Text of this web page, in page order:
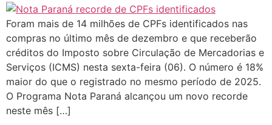
Foram mais de 14 milhões de CPFs identificados nas
compras no último mês de dezembro e que receberão
créditos do Imposto sobre Circulação de Mercadorias e
Serviços (ICMS) nesta sexta-feira (06). O número é 18%
maior do que o registrado no mesmo período de 2025.
O Programa Nota Paraná alcançou um novo recorde
neste mês […]